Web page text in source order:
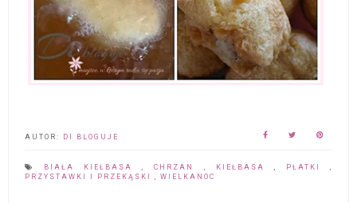
AUTOR: DI BLOGUJE
BIAŁA KIEŁBASA,CHRZAN , KIEŁBASA , PŁATKI,
PRZYSTAWKI I PRZEKĄSKI , WIELKANOC